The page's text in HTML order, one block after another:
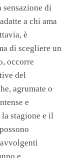
sensazione di
a chi ama
è
di scegliere un
occorre
del
agrumate o
e
stagione e il